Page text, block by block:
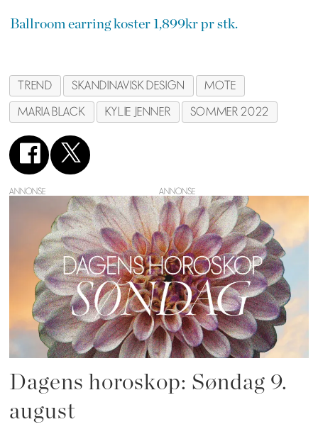
Ballroom earring koster 1,899kr pr stk.
TREND SKANDINAVISK DESIGN
MOTE
MARIA BLACK
KYLIE JENNER SOMMER 2022
ANNONSE
Dagens horoskop: Søndag 9.
august